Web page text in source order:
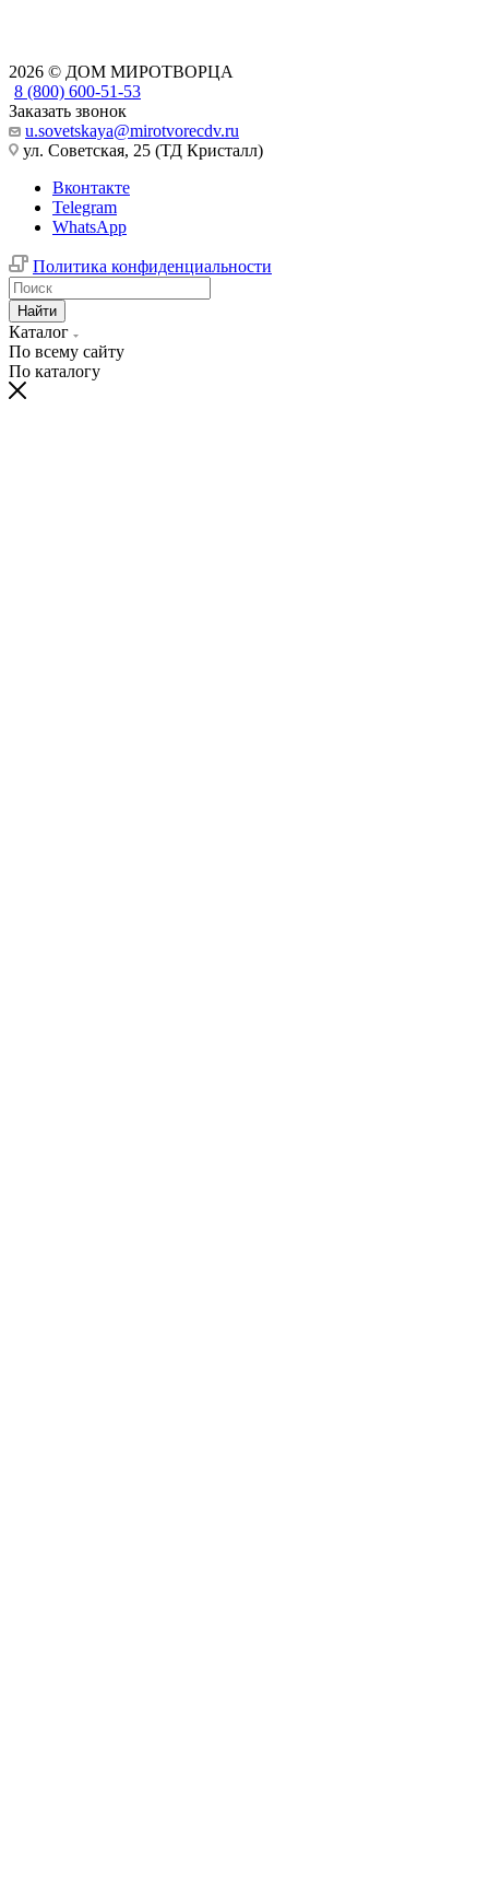
2026 © ДОМ МИРОТВОРЦА
8 (800) 600-51-53
Заказать звонок
u.sovetskaya@mirotvorecdv.ru
ул. Советская, 25 (ТД Кристалл)
Вконтакте
Telegram
WhatsApp
Политика конфиденциальности
Найти
Каталог
По всему сайту
По каталогу